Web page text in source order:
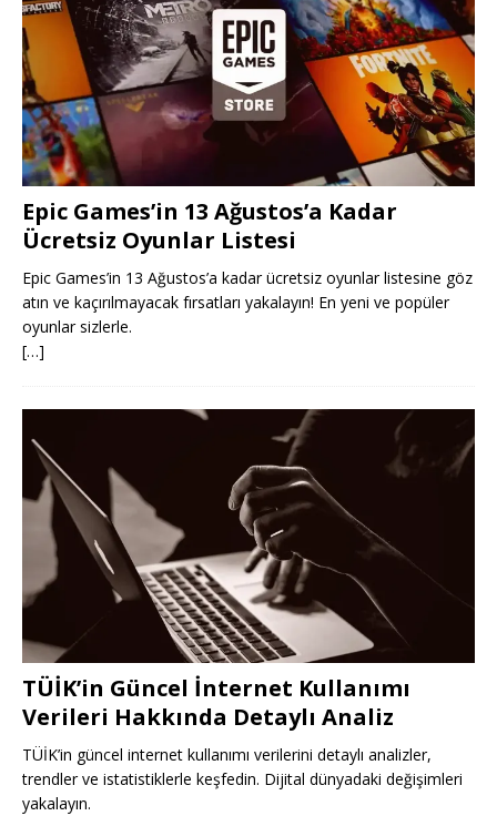
Epic Games’in 13 Ağustos’a Kadar
Ücretsiz Oyunlar Listesi
Epic Games’in 13 Ağustos’a kadar ücretsiz oyunlar listesine göz
atın ve kaçırılmayacak fırsatları yakalayın! En yeni ve popüler
oyunlar sizlerle.
[…]
TÜİK’in Güncel İnternet Kullanımı
Verileri Hakkında Detaylı Analiz
TÜİK’in güncel internet kullanımı verilerini detaylı analizler,
trendler ve istatistiklerle keşfedin. Dijital dünyadaki değişimleri
yakalayın.